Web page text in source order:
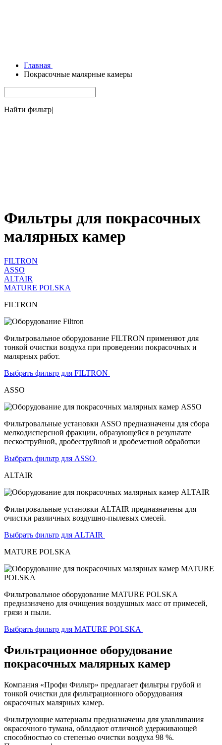
Главная
Покрасочные малярные камеры
Найти фильтр|
Фильтры для покрасочных
малярных камер
FILTRON
ASSO
ALTAIR
MATURE POLSKA
FILTRON
Фильтровальное оборудование FILTRON применяют для
тонкой очистки воздуха при проведении покрасочных и
малярных работ.
Выбрать фильтр для FILTRON
ASSO
Фильтровальные установки ASSO предназначены для сбора
мелкодисперсной фракции, образующейся в результате
пескоструйной, дробеструйной и дробеметной обработки
Выбрать фильтр для ASSO
ALTAIR
Фильтровальные установки ALTAIR предназначены для
очистки различных воздушно-пылевых смесей.
Выбрать фильтр для ALTAIR
MATURE POLSKA
Фильтровальное оборудование MATURE POLSKA
предназначено для очищения воздушных масс от примесей,
грязи и пыли.
Выбрать фильтр для MATURE POLSKA
Фильтрационное оборудование
покрасочных малярных камер
Компания «Профи Фильтр» предлагает фильтры грубой и
тонкой очистки для фильтрационного оборудования
окрасочных малярных камер.
Фильтрующие материалы предназначены для улавливания
окрасочного тумана, обладают отличной удерживающей
способностью со степенью очистки воздуха 98 %.